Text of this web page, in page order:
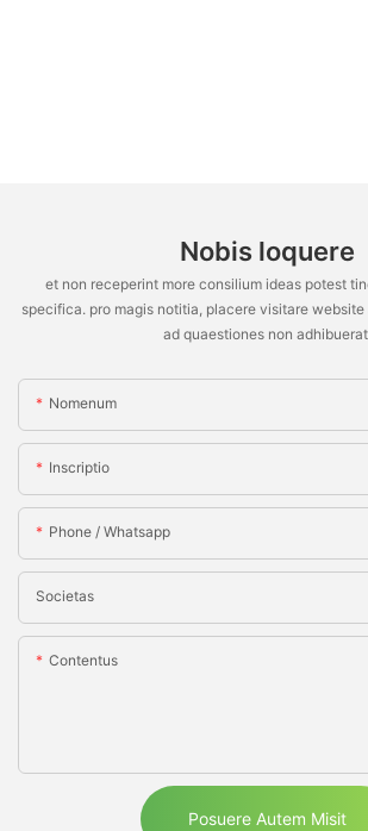
Nobis loquere
et non receperint more consilium ideas potest
specifica. pro magis notitia, placere visitare
ad quaestiones non
Nomenum
Inscriptio
Phone / Whatsapp
Societas
Contentus
Posuere Autem Misit